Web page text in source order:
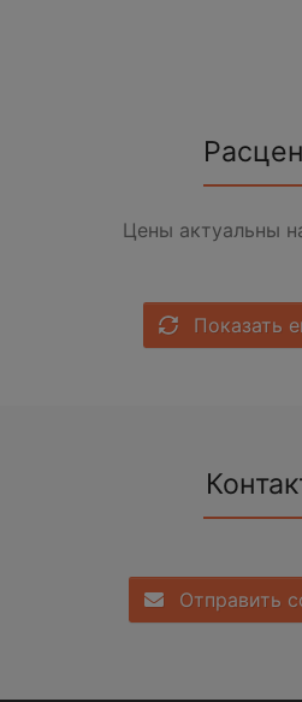
Цены актуальны
Показать
Отправить